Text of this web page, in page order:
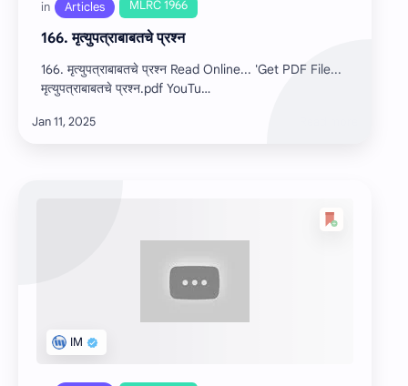
166. मृत्युपत्राबाबतचे प्रश्न
166. मृत्युपत्राबाबतचे प्रश्न Read Online... 'Get PDF File...
मृत्युपत्राबाबतचे प्रश्न.pdf YouTu…